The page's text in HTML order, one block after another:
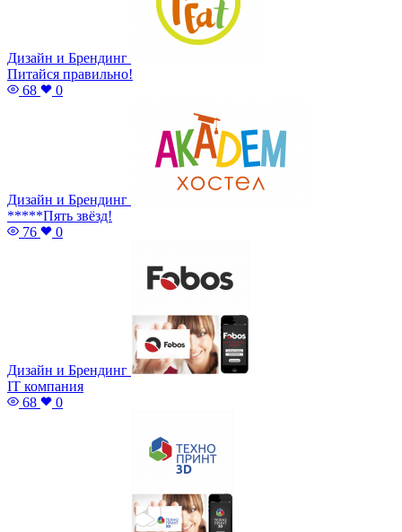
Дизайн и Брендинг
Питайся правильно!
68
0
Дизайн и Брендинг
*****Пять звёзд!
76
0
Дизайн и Брендинг
IT компания
68
0